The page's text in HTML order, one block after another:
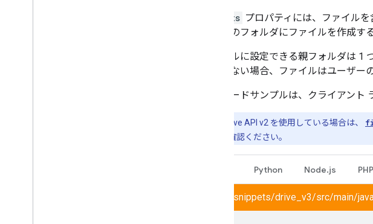
parents プロパティには、ファイルを
たは他のフォルダにファイルを作成す
ファイルに設定できる親フォルダは 1
れていない場合、ファイルはユーザー
次のコードサンプルは、クライアント
古い Drive API v2 を使用している場合は、
をご確認ください。
Python Node.js PHP
drive/snippets/drive_v3/src/main/